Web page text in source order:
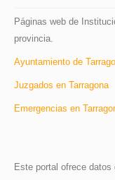
Páginas web de
provincia.
Ayuntamiento de
Juzgados en Tarragona
Emergencias en
Este portal ofrece